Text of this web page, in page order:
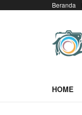
Beranda
HOME